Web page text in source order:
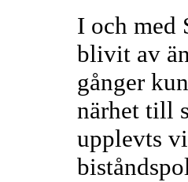
I och med
blivit av
gånger
närhet till
upplevts